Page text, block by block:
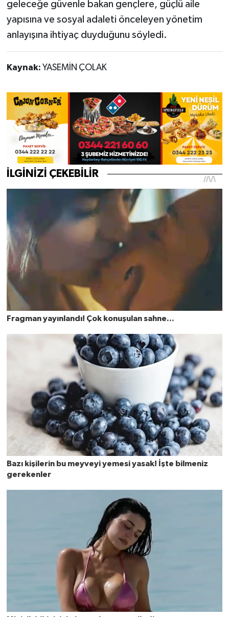
geleceğe güvenle bakan gençlere, güçlü aile
yapısına ve sosyal adaleti önceleyen yönetim
anlayışına ihtiyaç duyduğunu söyledi.
Kaynak: YASEMİN ÇOLAK